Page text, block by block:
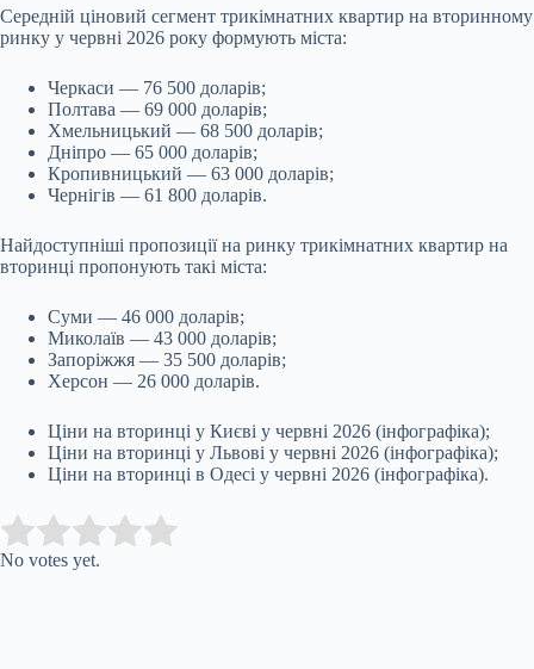
Середній ціновий сегмент трикімнатних квартир на вторинному
ринку у червні 2026 року формують міста:
Черкаси — 76 500 доларів;
Полтава — 69 000 доларів;
Хмельницький — 68 500 доларів;
Дніпро — 65 000 доларів;
Кропивницький — 63 000 доларів;
Чернігів — 61 800 доларів.
Найдоступніші пропозиції на ринку трикімнатних квартир на
вторинці пропонують такі міста:
Суми — 46 000 доларів;
Миколаїв — 43 000 доларів;
Запоріжжя — 35 500 доларів;
Херсон — 26 000 доларів.
Ціни на вторинці у Києві у червні 2026 (інфографіка);
Ціни на вторинці у Львові у червні 2026 (інфографіка);
Ціни на вторинці в Одесі у червні 2026 (інфографіка).
Rate this item:
No votes yet.